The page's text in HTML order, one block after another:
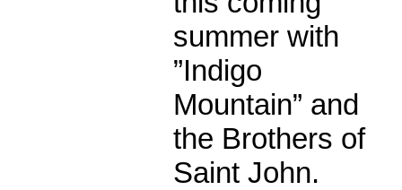
summer with
”Indigo
Mountain” and
the Brothers of
Saint John.